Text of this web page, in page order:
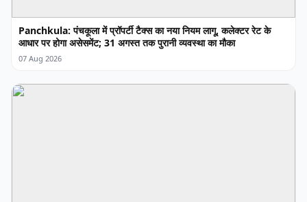
Panchkula: पंचकूला में प्रॉपर्टी टैक्स का नया नियम लागू, कलेक्टर रेट के
आधार पर होगा असेसमेंट; 31 अगस्त तक पुरानी व्यवस्था का मौका
07 Aug 2026